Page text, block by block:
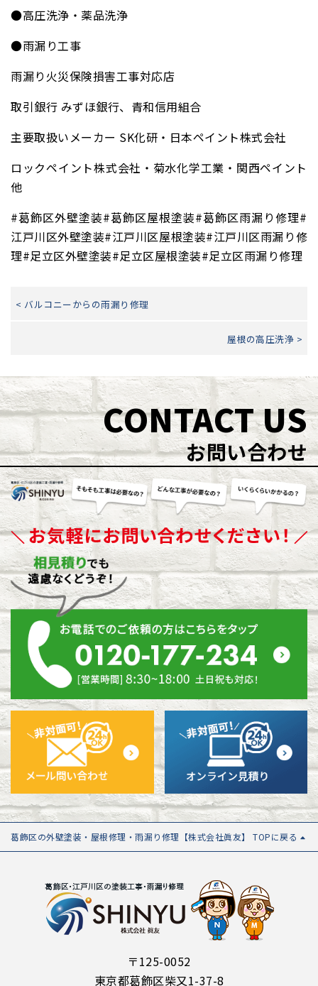
●高圧洗浄・薬品洗浄
●雨漏り工事
雨漏り火災保険損害工事対応店
取引銀行 みずほ銀行、青和信用組合
主要取扱いメーカー SK化研・日本ペイント株式会社
ロックペイント株式会社・菊水化学工業・関西ペイント
他
#葛飾区外壁塗装#葛飾区屋根塗装#葛飾区雨漏り修理#
江戸川区外壁塗装#江戸川区屋根塗装#江戸川区雨漏り修
理#足立区外壁塗装#足立区屋根塗装#足立区雨漏り修理
< バルコニーからの雨漏り修理
屋根の高圧洗浄 >
CONTACT US
お問い合わせ
葛飾区の外壁塗装・屋根修理・雨漏り修理【株式会社眞友】 TOPに戻る
〒125-0052
東京都葛飾区柴又1-37-8